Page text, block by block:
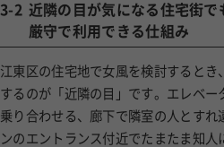
厳守で利用できる仕組み
江東区の住宅地で女風を検討するとき
するのが「近隣の目」です。エレベー
乗り合わせる、廊下で隣室の人とすれ
ンのエントランス付近でたまたま知
「生活の偶然」が、都心の一等地より